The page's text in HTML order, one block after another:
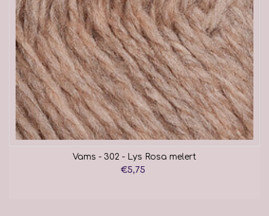
Vams - 302 - Lys Rosa melert
€5,75